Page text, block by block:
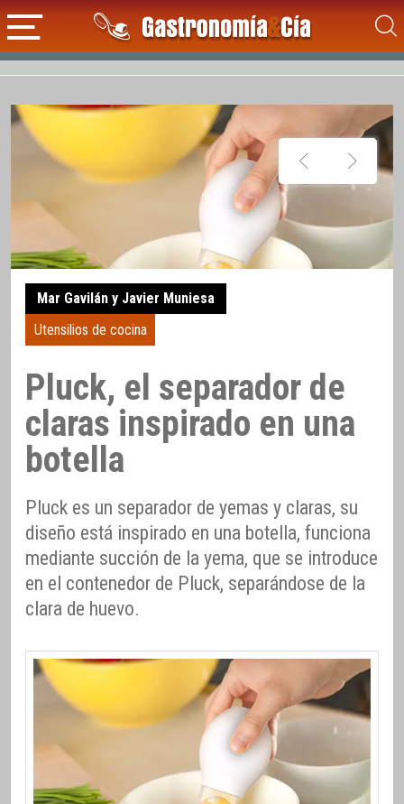
Mar Gavilán y Javier Muniesa
Utensilios de cocina
Pluck, el separador de
claras inspirado en una
botella
Pluck es un separador de yemas y claras, su
diseño está inspirado en una botella, funciona
mediante succión de la yema, que se introduce
en el contenedor de Pluck, separándose de la
clara de huevo.